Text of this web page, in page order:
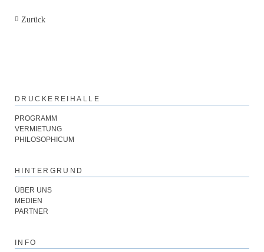
Zurück
DRUCKEREIHALLE
PROGRAMM
VERMIETUNG
PHILOSOPHICUM
HINTERGRUND
ÜBER UNS
MEDIEN
PARTNER
INFO